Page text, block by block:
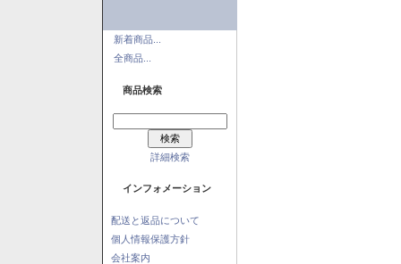
新着商品...
全商品...
商品検索
詳細検索
インフォメーション
配送と返品について
個人情報保護方針
会社案内